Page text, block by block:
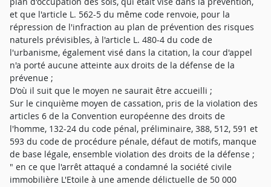
et que l'article L. 562-5 du même code renvoie, pour la
répression de l'infraction au plan de prévention des risques
naturels prévisibles, à l'article L. 480-4 du code de
l'urbanisme, également visé dans la citation, la cour d'appel
n'a porté aucune atteinte aux droits de la défense de la
prévenue ;
D'où il suit que le moyen ne saurait être accueilli ;
Sur le cinquième moyen de cassation, pris de la violation des
articles 6 de la Convention européenne des droits de
l'homme, 132-24 du code pénal, préliminaire, 388, 512, 591 et
593 du code de procédure pénale, défaut de motifs, manque
de base légale, ensemble violation des droits de la défense ;
" en ce que l'arrêt attaqué a condamné la société civile
immobilière L'Etoile à une amende délictuelle de 50 000